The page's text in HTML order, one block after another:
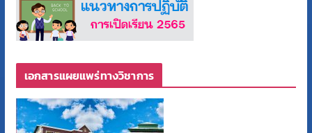
เอกสารแผยแพร่ทางวิชาการ